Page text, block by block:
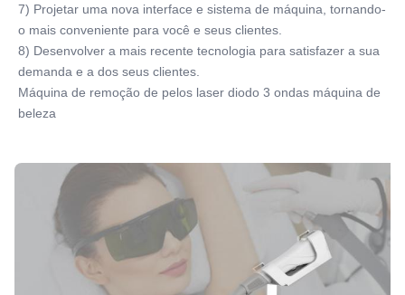
7) Projetar uma nova interface e sistema de máquina, tornando-
o mais conveniente para você e seus clientes.
8) Desenvolver a mais recente tecnologia para satisfazer a sua
demanda e a dos seus clientes.
Máquina de remoção de pelos laser diodo 3 ondas máquina de
beleza